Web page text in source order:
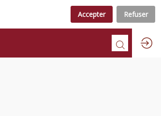
Accepter Refuser